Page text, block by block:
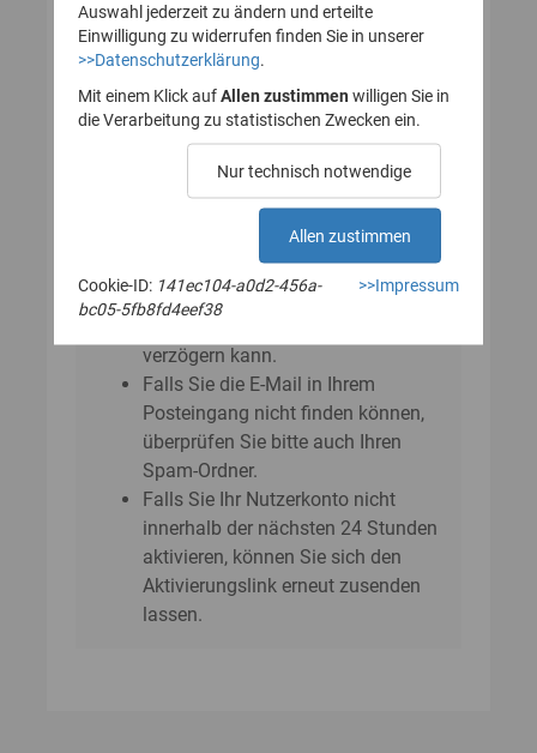
Probleme beim Empfang der
Bitte beachten Sie, dass sich der
Versand der E-Mail um einige
verzögern kann.
Falls Sie die E-Mail in Ihrem
Posteingang nicht finden können,
überprüfen Sie bitte auch Ihren
Spam-Ordner.
Falls Sie Ihr Nutzerkonto nicht
innerhalb der nächsten 24 Stunden
aktivieren, können Sie sich den
Aktivierungslink erneut zusenden
lassen.
Auswahl jederzeit zu ändern und erteilte
Einwilligung zu widerrufen finden Sie in unserer
>>Datenschutzerklärung.
Mit einem Klick aufAllen zustimmen willigen Sie in
die Verarbeitung zu statistischen Zwecken ein.
Nur technisch notwendige
Allen zustimmen
Cookie-ID: 141ec104-a0d2-456a-
bc05-5fb8fd4eef38
>>Impressum